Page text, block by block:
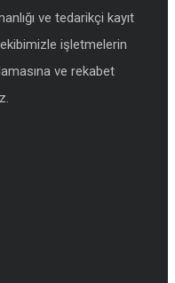
ve tedarikçi kayıt
işletmelerin
ve rekabet